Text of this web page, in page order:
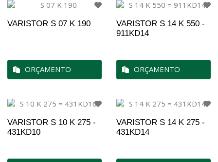
VARISTOR S 07 K 190
ORÇAMENTO
VARISTOR S 14 K 550 -
911KD14
ORÇAMENTO
VARISTOR S 10 K 275 -
431KD10
VARISTOR S 14 K 275 -
431KD14